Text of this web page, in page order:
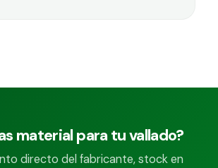
material para tu vallado?
directo del fabricante, stock en